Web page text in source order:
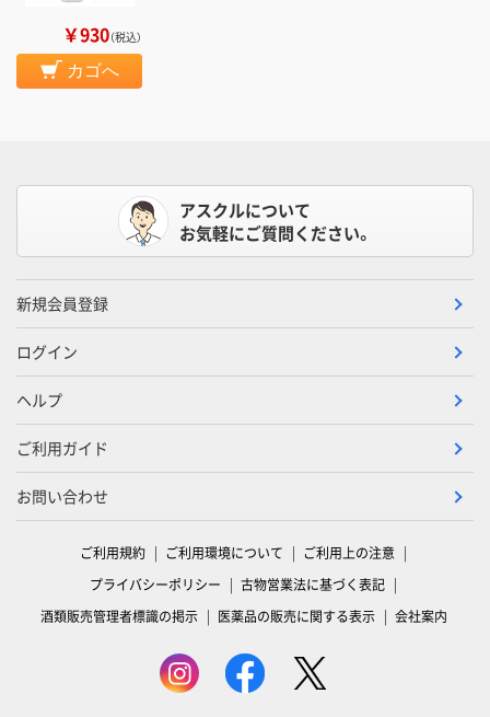
￥930（税込）
カゴへ
アスクルについて
お気軽にご質問ください。
新規会員登録
ログイン
ヘルプ
ご利用ガイド
お問い合わせ
ご利用規約 ご利用環境について
ご利用上の注意
プライバシーポリシー
古物営業法に基づく表記
酒類販売管理者標識の掲示
医薬品の販売に関する表示 会社案内